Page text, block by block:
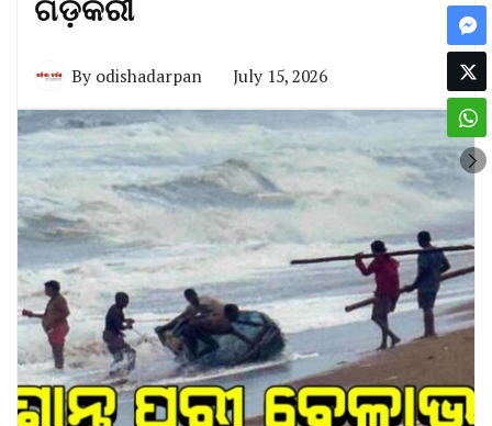
ଗଡ଼କରୀ
By odishadarpan July 15, 2026